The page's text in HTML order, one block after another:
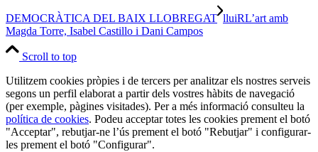
DEMOCRÀTICA DEL BAIX LLOBREGAT lluiRL’art amb
Magda Torre, Isabel Castillo i Dani Campos
Scroll to top
Utilitzem cookies pròpies i de tercers per analitzar els nostres serveis
segons un perfil elaborat a partir dels vostres hàbits de navegació
(per exemple, pàgines visitades). Per a més informació consulteu la
política de cookies. Podeu acceptar totes les cookies prement el botó
"Acceptar", rebutjar-ne l’ús prement el botó "Rebutjar" i configurar-
les prement el botó "Configurar".